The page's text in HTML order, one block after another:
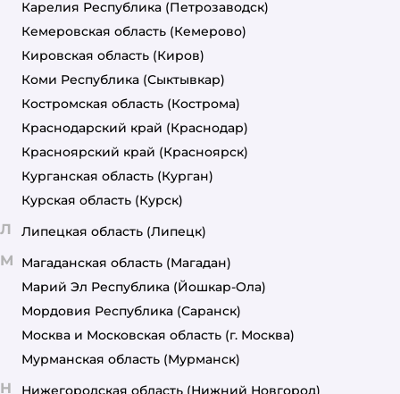
Карелия Республика (Петрозаводск)
Кемеровская область (Кемерово)
Кировская область (Киров)
Коми Республика (Сыктывкар)
Костромская область (Кострома)
Краснодарский край (Краснодар)
Красноярский край (Красноярск)
Курганская область (Курган)
Курская область (Курск)
Л Липецкая область (Липецк)
М Магаданская область (Магадан)
Марий Эл Республика (Йошкар-Ола)
Мордовия Республика (Саранск)
Москва и Московская область (г. Москва)
Мурманская область (Мурманск)
Н Нижегородская область (Нижний Новгород)